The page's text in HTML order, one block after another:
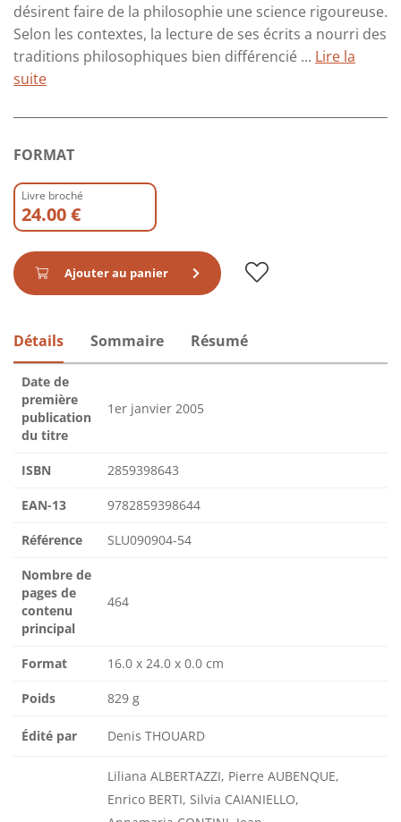
désirent faire de la philosophie une science rigoureuse.
Selon les contextes, la lecture de ses écrits a nourri des
traditions philosophiques bien différencié ... Lire la
suite
FORMAT
Livre broché
24.00 €
Ajouter au panier
Détails Sommaire Résumé
Date de
première
publication
du titre
1er janvier 2005
ISBN 2859398643
EAN-13 9782859398644
Référence SLU090904-54
Nombre de
pages de
contenu
principal
464
Format 16.0 x 24.0 x 0.0 cm
Poids 829 g
Édité par Denis THOUARD
Liliana ALBERTAZZI, Pierre AUBENQUE,
Enrico BERTI, Silvia CAIANIELLO,